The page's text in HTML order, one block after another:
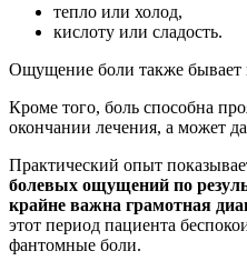
тепло или холод,
кислоту или сладость.
Ощущение боли также бывает
Кроме того, боль способна
окончании лечения, а может
Практический опыт
болевых ощущений по
крайне важна грамотная
этот период пациента
фантомные боли.